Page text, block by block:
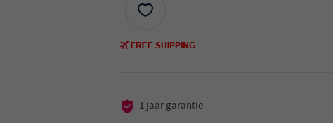
1 jaar garantie